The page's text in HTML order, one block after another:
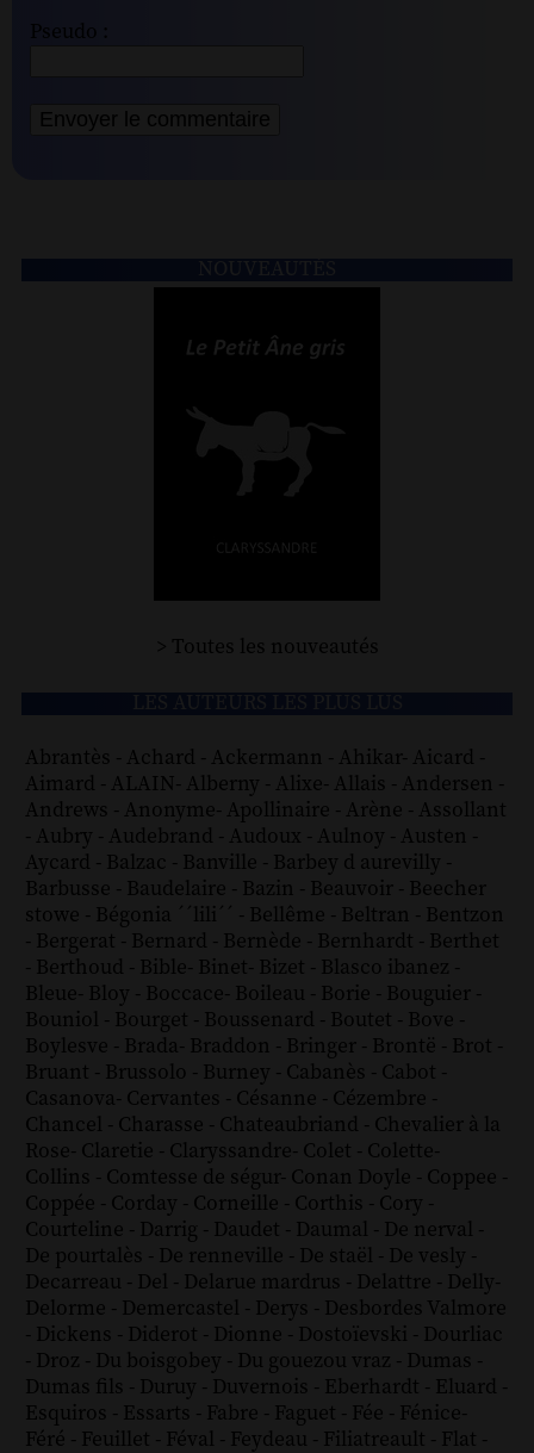
Pseudo :
> Toutes les nouveautés
Abrantès - Achard - Ackermann - Ahikar- Aicard -
Aimard - ALAIN- Alberny - Alixe- Allais - Andersen -
Andrews - Anonyme- Apollinaire - Arène - Assollant
- Aubry - Audebrand - Audoux - Aulnoy - Austen -
Aycard - Balzac - Banville - Barbey d aurevilly -
Barbusse - Baudelaire - Bazin - Beauvoir - Beecher
stowe - Bégonia ´´lili´´ - Bellême - Beltran - Bentzon
- Bergerat - Bernard - Bernède - Bernhardt - Berthet
- Berthoud - Bible- Binet- Bizet - Blasco ibanez -
Bleue- Bloy - Boccace- Boileau - Borie - Bouguier -
Bouniol - Bourget - Boussenard - Boutet - Bove -
Boylesve - Brada- Braddon - Bringer - Brontë - Brot -
Bruant - Brussolo - Burney - Cabanès - Cabot -
Casanova- Cervantes - Césanne - Cézembre -
Chancel - Charasse - Chateaubriand - Chevalier à la
Rose- Claretie - Claryssandre- Colet - Colette-
Collins - Comtesse de ségur- Conan Doyle - Coppee -
Coppée - Corday - Corneille - Corthis - Cory -
Courteline - Darrig - Daudet - Daumal - De nerval -
De pourtalès - De renneville - De staël - De vesly -
Decarreau - Del - Delarue mardrus - Delattre - Delly-
Delorme - Demercastel - Derys - Desbordes Valmore
- Dickens - Diderot - Dionne - Dostoïevski - Dourliac
- Droz - Du boisgobey - Du gouezou vraz - Dumas -
Dumas fils - Duruy - Duvernois - Eberhardt - Eluard -
Esquiros - Essarts - Fabre - Faguet - Fée - Fénice-
Féré - Feuillet - Féval - Feydeau - Filiatreault - Flat -